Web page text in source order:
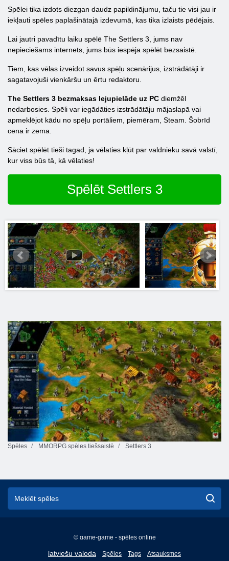
Spēlei tika izdots diezgan daudz papildinājumu, taču tie visi jau ir
iekļauti spēles paplašinātajā izdevumā, kas tika izlaists pēdējais.
Lai jautri pavadītu laiku spēlē The Settlers 3, jums nav
nepieciešams internets, jums būs iespēja spēlēt bezsaistē.
Tiem, kas vēlas izveidot savus spēļu scenārijus, izstrādātāji ir
sagatavojuši vienkāršu un ērtu redaktoru.
The Settlers 3 bezmaksas lejupielāde uz PC diemžēl
nedarbosies. Spēli var iegādāties izstrādātāju mājaslapā vai
apmeklējot kādu no spēļu portāliem, piemēram, Steam. Šobrīd
cena ir zema.
Sāciet spēlēt tieši tagad, ja vēlaties kļūt par valdnieku savā valstī,
kur viss būs tā, kā vēlaties!
Spēlēt Settlers 3
Spēles MMORPG spēles tiešsaistē Settlers 3
© game-game - spēles online
latviešu valoda
English
Spēles Tags Atsauksmes